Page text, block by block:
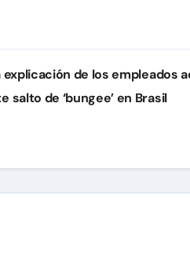
explicación de los empleados
salto de ‘bungee’ en Brasil